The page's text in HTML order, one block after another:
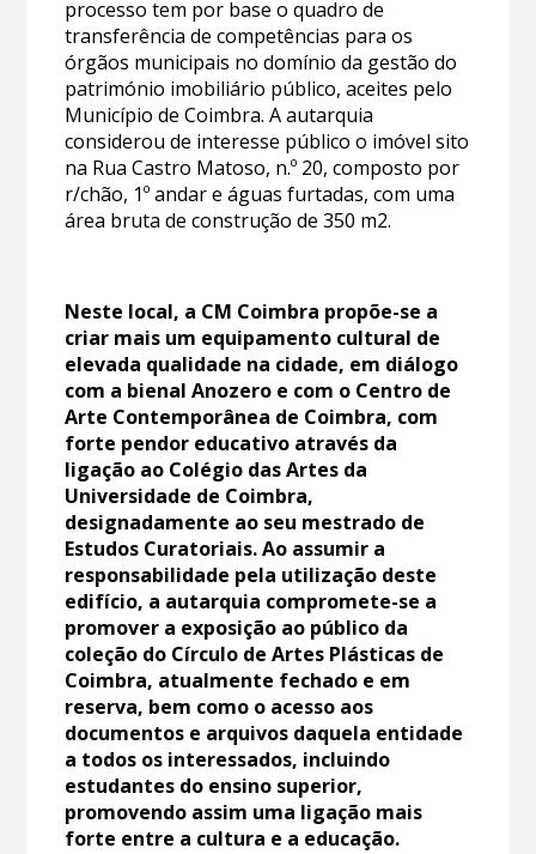
processo tem por base o quadro de
transferência de competências para os
órgãos municipais no domínio da gestão do
património imobiliário público, aceites pelo
Município de Coimbra. A autarquia
considerou de interesse público o imóvel sito
na Rua Castro Matoso, n.º 20, composto por
r/chão, 1º andar e águas furtadas, com uma
área bruta de construção de 350 m2.
Neste local, a CM Coimbra propõe-se a
criar mais um equipamento cultural de
elevada qualidade na cidade, em diálogo
com a bienal Anozero e com o Centro de
Arte Contemporânea de Coimbra, com
forte pendor educativo através da
ligação ao Colégio das Artes da
Universidade de Coimbra,
designadamente ao seu mestrado de
Estudos Curatoriais. Ao assumir a
responsabilidade pela utilização deste
edifício, a autarquia compromete-se a
promover a exposição ao público da
coleção do Círculo de Artes Plásticas de
Coimbra, atualmente fechado e em
reserva, bem como o acesso aos
documentos e arquivos daquela entidade
a todos os interessados, incluindo
estudantes do ensino superior,
promovendo assim uma ligação mais
forte entre a cultura e a educação.